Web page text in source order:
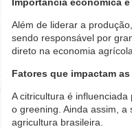
Além de liderar a
sendo responsável por
direto na economia
Fatores que impactam as
A citricultura é
o greening. Ainda assim,
agricultura brasileira.